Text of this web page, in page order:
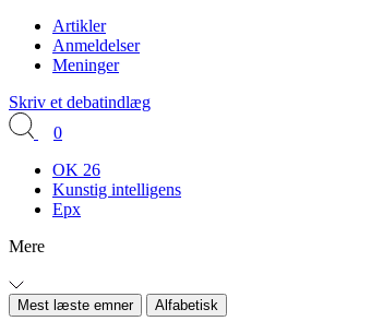
Artikler
Anmeldelser
Meninger
Skriv et debatindlæg
0
OK 26
Kunstig intelligens
Epx
Mere
Mest læste emner Alfabetisk